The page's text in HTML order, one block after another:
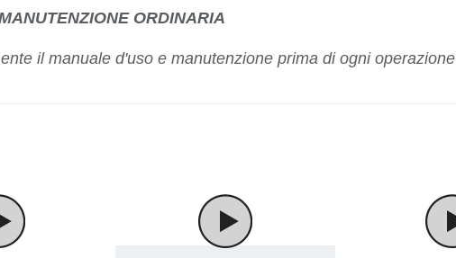
ORDINARIA
il manuale d'uso e manutenzione prima di ogni operazione